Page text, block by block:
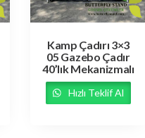
Kamp Çadırı 3×3
05 Gazebo Çadır
40’lık Mekanizmalı
Hızlı Teklif Al